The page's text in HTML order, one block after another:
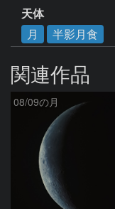
天体
月
半影月食
関連作品
08/09の月